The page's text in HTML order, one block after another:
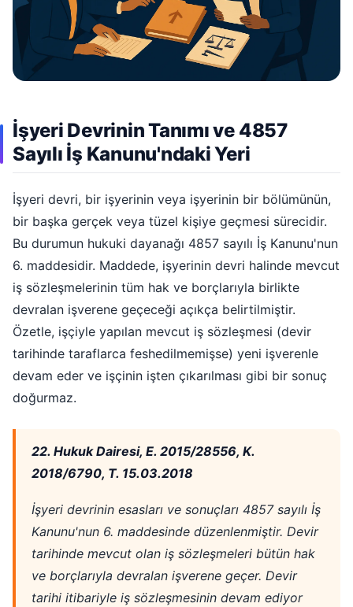
İşyeri Devrinin Tanımı ve 4857
Sayılı İş Kanunu'ndaki Yeri
İşyeri devri, bir işyerinin veya işyerinin bir bölümünün,
bir başka gerçek veya tüzel kişiye geçmesi sürecidir.
Bu durumun hukuki dayanağı 4857 sayılı İş Kanunu'nun
6. maddesidir. Maddede, işyerinin devri halinde mevcut
iş sözleşmelerinin tüm hak ve borçlarıyla birlikte
devralan işverene geçeceği açıkça belirtilmiştir.
Özetle, işçiyle yapılan mevcut iş sözleşmesi (devir
tarihinde taraflarca feshedilmemişse) yeni işverenle
devam eder ve işçinin işten çıkarılması gibi bir sonuç
doğurmaz.
22. Hukuk Dairesi, E. 2015/28556, K.
2018/6790, T. 15.03.2018
İşyeri devrinin esasları ve sonuçları 4857 sayılı İş
Kanunu'nun 6. maddesinde düzenlenmiştir. Devir
tarihinde mevcut olan iş sözleşmeleri bütün hak
ve borçlarıyla devralan işverene geçer. Devir
tarihi itibariyle iş sözleşmesinin devam ediyor